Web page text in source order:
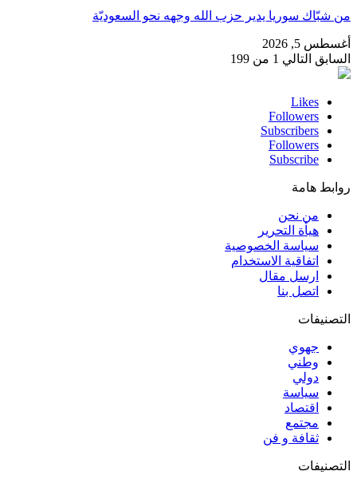
من شبّاك سوريا يدير حزب الله وجهه نحو السعوديّة
أغسطس 5, 2026
السابق التالي 1 من 199
Likes
Followers
Subscribers
Followers
Subscribe
روابط هامة
من نحن
هيأة التحرير
سياسة الخصوصية
اتفاقية الاستخدام
ارسل مقال
اتصل بنا
التصنيفات
جهوي
وطني
دولي
سياسة
اقتصاد
مجتمع
ثقافة و فن
التصنيفات